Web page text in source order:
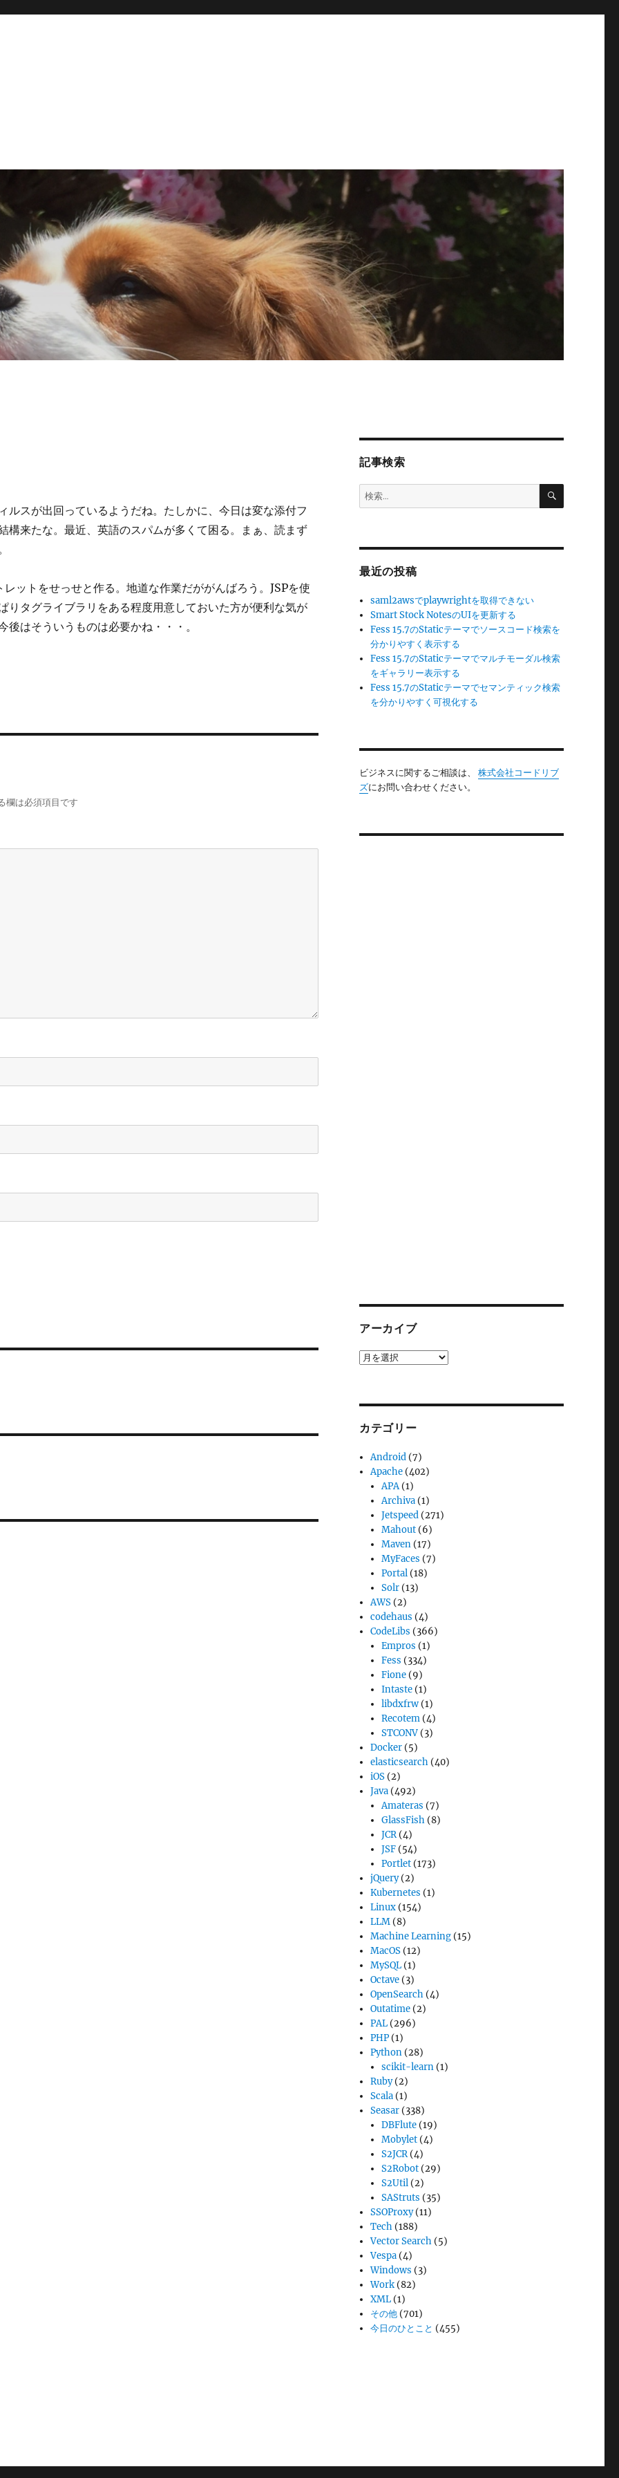
ルスが出回っているようだね。たしかに、今日は変な添付フ
構来たな。最近、英語のスパムが多くて困る。まぁ、読まず
レットをせっせと作る。地道な作業だががんばろう。JSPを使
りタグライブラリをある程度用意しておいた方が便利な気が
後はそういうものは必要かね・・・。
欄は必須項目です
記事検索
検
索:
検
最近の投稿
saml2awsでplaywrightを取得できない
Smart Stock NotesのUIを更新する
Fess 15.7のStaticテーマでソースコード検索を
分かりやすく表示する
Fess 15.7のStaticテーマでマルチモーダル検索
をギャラリー表示する
Fess 15.7のStaticテーマでセマンティック検索
を分かりやすく可視化する
ビジネスに関するご相談は、 株式会社コードリブ
ズにお問い合わせください。
アーカイブ
ア
カテゴリー
Android (7)
Apache (402)
APA(1)
Archiva (1)
Jetspeed (271)
Mahout (6)
Maven (17)
MyFaces (7)
Portal (18)
Solr (13)
AWS (2)
codehaus (4)
CodeLibs (366)
Empros (1)
Fess (334)
Fione (9)
Intaste (1)
libdxfrw (1)
Recotem (4)
STCONV (3)
Docker (5)
elasticsearch (40)
iOS (2)
Java (492)
Amateras (7)
GlassFish (8)
JCR(4)
JSF (54)
Portlet (173)
jQuery(2)
Kubernetes (1)
Linux (154)
LLM (8)
Machine Learning (15)
MacOS (12)
MySQL (1)
Octave (3)
OpenSearch (4)
Outatime (2)
PAL (296)
PHP (1)
Python (28)
scikit-learn (1)
Ruby(2)
Scala (1)
Seasar (338)
DBFlute (19)
Mobylet (4)
S2JCR(4)
S2Robot (29)
S2Util (2)
SAStruts (35)
SSOProxy(11)
Tech (188)
Vector Search (5)
Vespa (4)
Windows (3)
Work (82)
XML (1)
その他 (701)
今日のひとこと (455)